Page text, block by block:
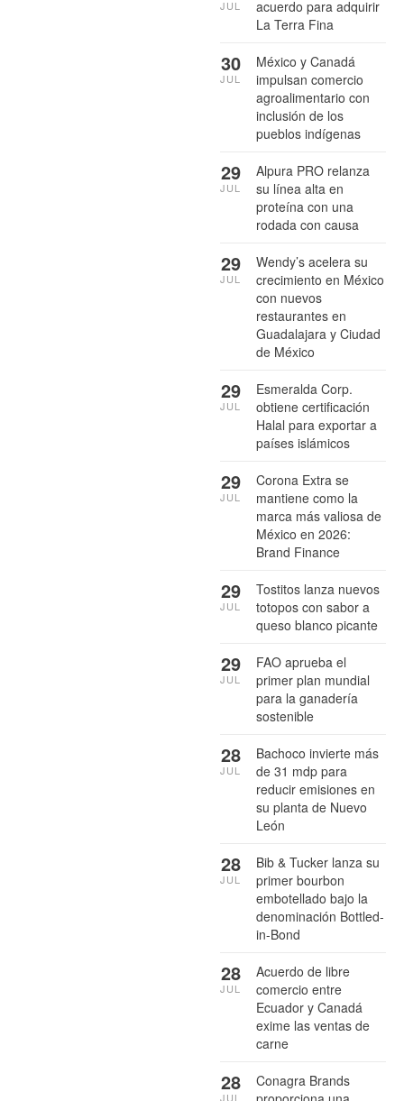
acuerdo para adquirir
La Terra Fina
JUL
México y Canadá
impulsan comercio
agroalimentario con
inclusión de los
pueblos indígenas
30
JUL
Alpura PRO relanza
su línea alta en
proteína con una
rodada con causa
29
JUL
Wendy’s acelera su
crecimiento en México
con nuevos
restaurantes en
Guadalajara y Ciudad
de México
29
JUL
Esmeralda Corp.
obtiene certificación
Halal para exportar a
países islámicos
29
JUL
Corona Extra se
mantiene como la
marca más valiosa de
México en 2026:
Brand Finance
29
JUL
Tostitos lanza nuevos
totopos con sabor a
queso blanco picante
29
JUL
FAO aprueba el
primer plan mundial
para la ganadería
sostenible
29
JUL
Bachoco invierte más
de 31 mdp para
reducir emisiones en
su planta de Nuevo
León
28
JUL
Bib & Tucker lanza su
primer bourbon
embotellado bajo la
denominación Bottled-
in-Bond
28
JUL
Acuerdo de libre
comercio entre
Ecuador y Canadá
exime las ventas de
carne
28
JUL
Conagra Brands
28
JUL